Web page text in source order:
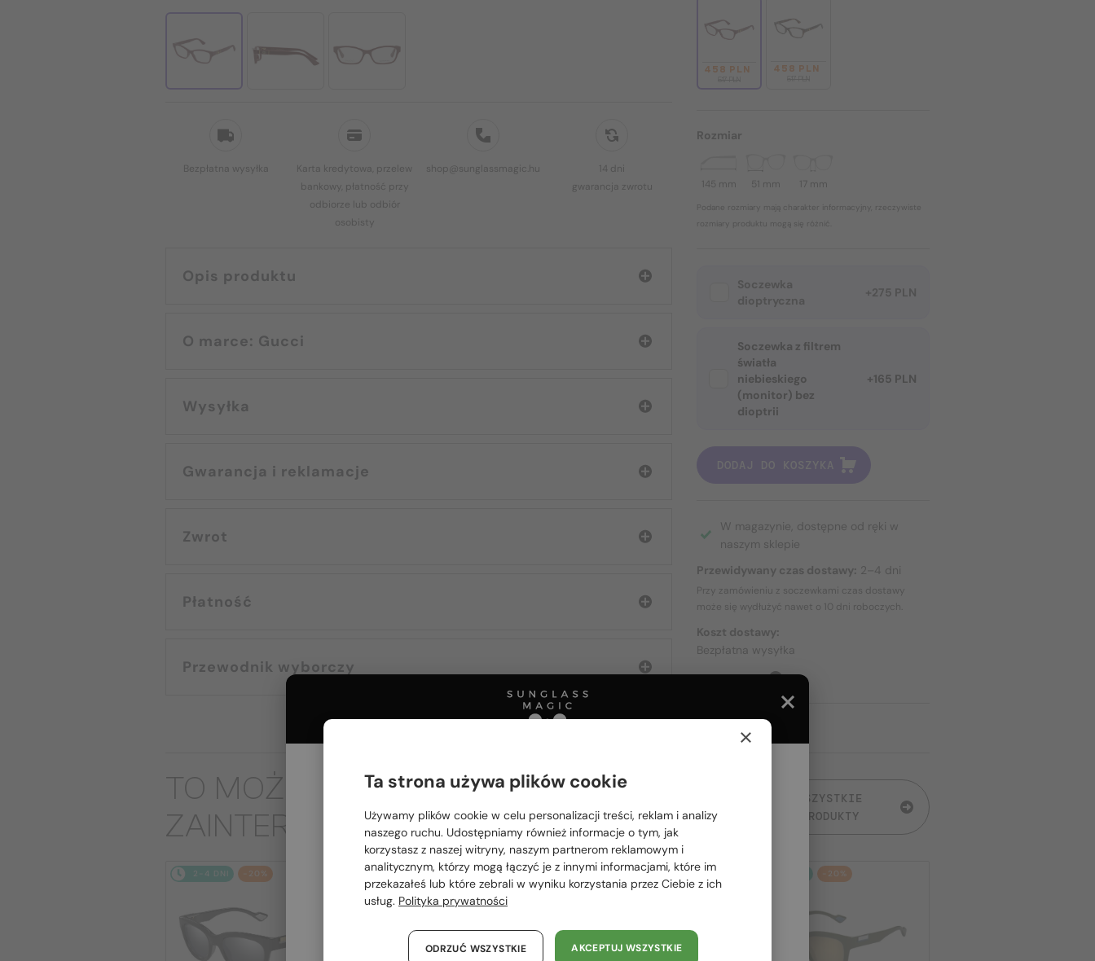
Bezpłatna wysyłka
Karta kredytowa, przelew
bankowy, płatność przy
odbiorze lub odbiór
osobisty
shop@sunglassmagic.hu
14 dni
gwarancja zwrotu
Opis produktu
O marce: Gucci
Wysyłka
Gwarancja i reklamacje
Zwrot
Płatność
Przewodnik wyborczy
458 PLN 458 PLN
Rozmiar
145 mm 51 mm 17 mm
Podane rozmiary mają charakter informacyjny, rzeczywiste
rozmiary produktu mogą się różnić.
Soczewka
dioptryczna
+275 PLN
Soczewka z filtrem
światła
niebieskiego
(monitor) bez
dioptrii
+165 PLN
DODAJ DO KOSZYKA
W magazynie, dostępne od ręki w
naszym sklepie
Przewidywany czas dostawy: 2–4 dni
Przy zamówieniu z soczewkami czas dostawy
może się wydłużyć nawet o 10 dni roboczych.
Koszt dostawy:
Bezpłatna wysyłka
O DOSTAWIE
TO MOŻE CIĘ RÓWNIEŻ
ZAINTERESOWAĆ
WSZYSTKIE
PRODUKTY
2-4 DNI -20% 2-4 DNI -20% 2-4 DNI -20% -20%
Proszę wybierz z listy odpowiedni dla Ciebie kraj:
Polska / PL
România / RO
Magyarország / HU
Austria / AT
×
Ta strona używa plików cookie
Używamy plików cookie w celu personalizacji treści, reklam i analizy
naszego ruchu. Udostępniamy również informacje o tym, jak
korzystasz z naszej witryny, naszym partnerom reklamowym i
analitycznym, którzy mogą łączyć je z innymi informacjami, które im
przekazałeś lub które zebrali w wyniku korzystania przez Ciebie z ich
usług. Polityka prywatności
AKCEPTUJ WSZYSTKIE
ODRZUĆ WSZYSTKIE